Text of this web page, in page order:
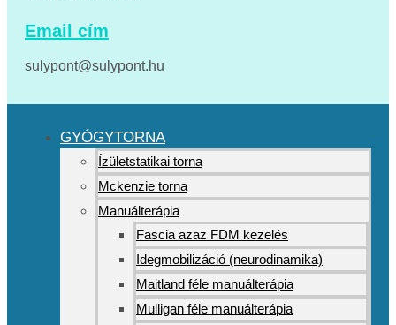
Email cím
sulypont@sulypont.hu
GYÓGYTORNA
Ízületstatikai torna
Mckenzie torna
Manuálterápia
Fascia azaz FDM kezelés
Idegmobilizáció (neurodinamika)
Maitland féle manuálterápia
Mulligan féle manuálterápia